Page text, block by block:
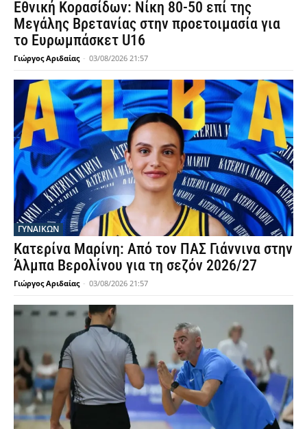
Εθνική Κορασίδων: Νίκη 80-50 επί της
Μεγάλης Βρετανίας στην προετοιμασία για
το Ευρωμπάσκετ U16
Γιώργος Αριδαίας - 03/08/2026 21:57
ΓΥΝΑΙΚΩΝ
Κατερίνα Μαρίνη: Από τον ΠΑΣ Γιάννινα στην
Άλμπα Βερολίνου για τη σεζόν 2026/27
Γιώργος Αριδαίας - 03/08/2026 21:57